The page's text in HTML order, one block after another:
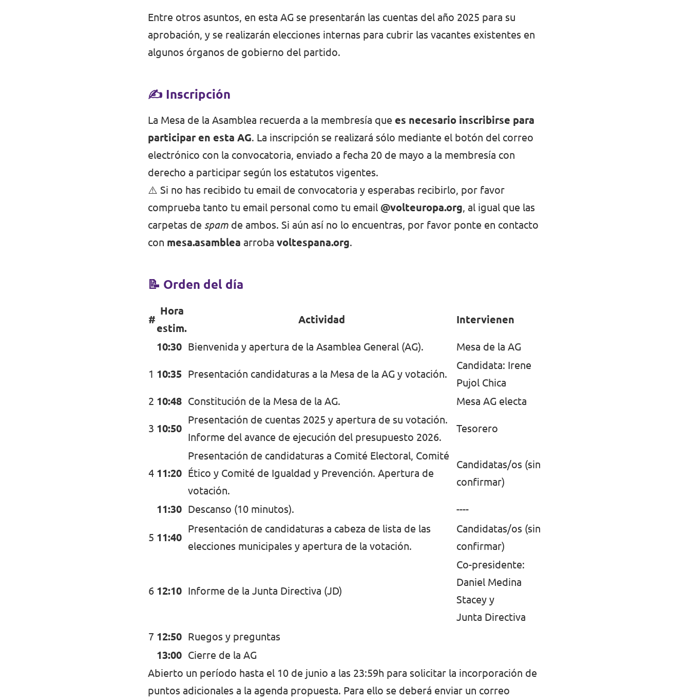
Entre otros asuntos, en esta AG se presentarán las cuentas del año 2025 para su
aprobación, y se realizarán elecciones internas para cubrir las vacantes existentes en
algunos órganos de gobierno del partido.
✍️ Inscripción
La Mesa de la Asamblea recuerda a la membresía que es necesario inscribirse para
participar en esta AG. La inscripción se realizará sólo mediante el botón del correo
electrónico con la convocatoria, enviado a fecha 20 de mayo a la membresía con
derecho a participar según los estatutos vigentes.
⚠️ Si no has recibido tu email de convocatoria y esperabas recibirlo, por favor
comprueba tanto tu email personal como tu email @volteuropa.org, al igual que las
carpetas de spam de ambos. Si aún así no lo encuentras, por favor ponte en contacto
con mesa.asamblea arroba voltespana.org.
📝 Orden del día
#
Hora
estim.
Actividad Intervienen
10:30 Bienvenida y apertura de la Asamblea General (AG). Mesa de la AG
1 10:35 Presentación candidaturas a la Mesa de la AG y votación.
Candidata: Irene
Pujol Chica
2 10:48 Constitución de la Mesa de la AG. Mesa AG electa
3 10:50
Presentación de cuentas 2025 y apertura de su votación.
Informe del avance de ejecución del presupuesto 2026.
Tesorero
4 11:20
Presentación de candidaturas a Comité Electoral, Comité
Ético y Comité de Igualdad y Prevención. Apertura de
votación.
Candidatas/os (sin
confirmar)
11:30 Descanso (10 minutos). ----
5 11:40
Presentación de candidaturas a cabeza de lista de las
elecciones municipales y apertura de la votación.
Candidatas/os (sin
confirmar)
6 12:10 Informe de la Junta Directiva (JD)
Co-presidente:
Daniel Medina
Stacey y
Junta Directiva
7 12:50 Ruegos y preguntas
13:00 Cierre de la AG
Abierto un período hasta el 10 de junio a las 23:59h para solicitar la incorporación de
puntos adicionales a la agenda propuesta. Para ello se deberá enviar un correo